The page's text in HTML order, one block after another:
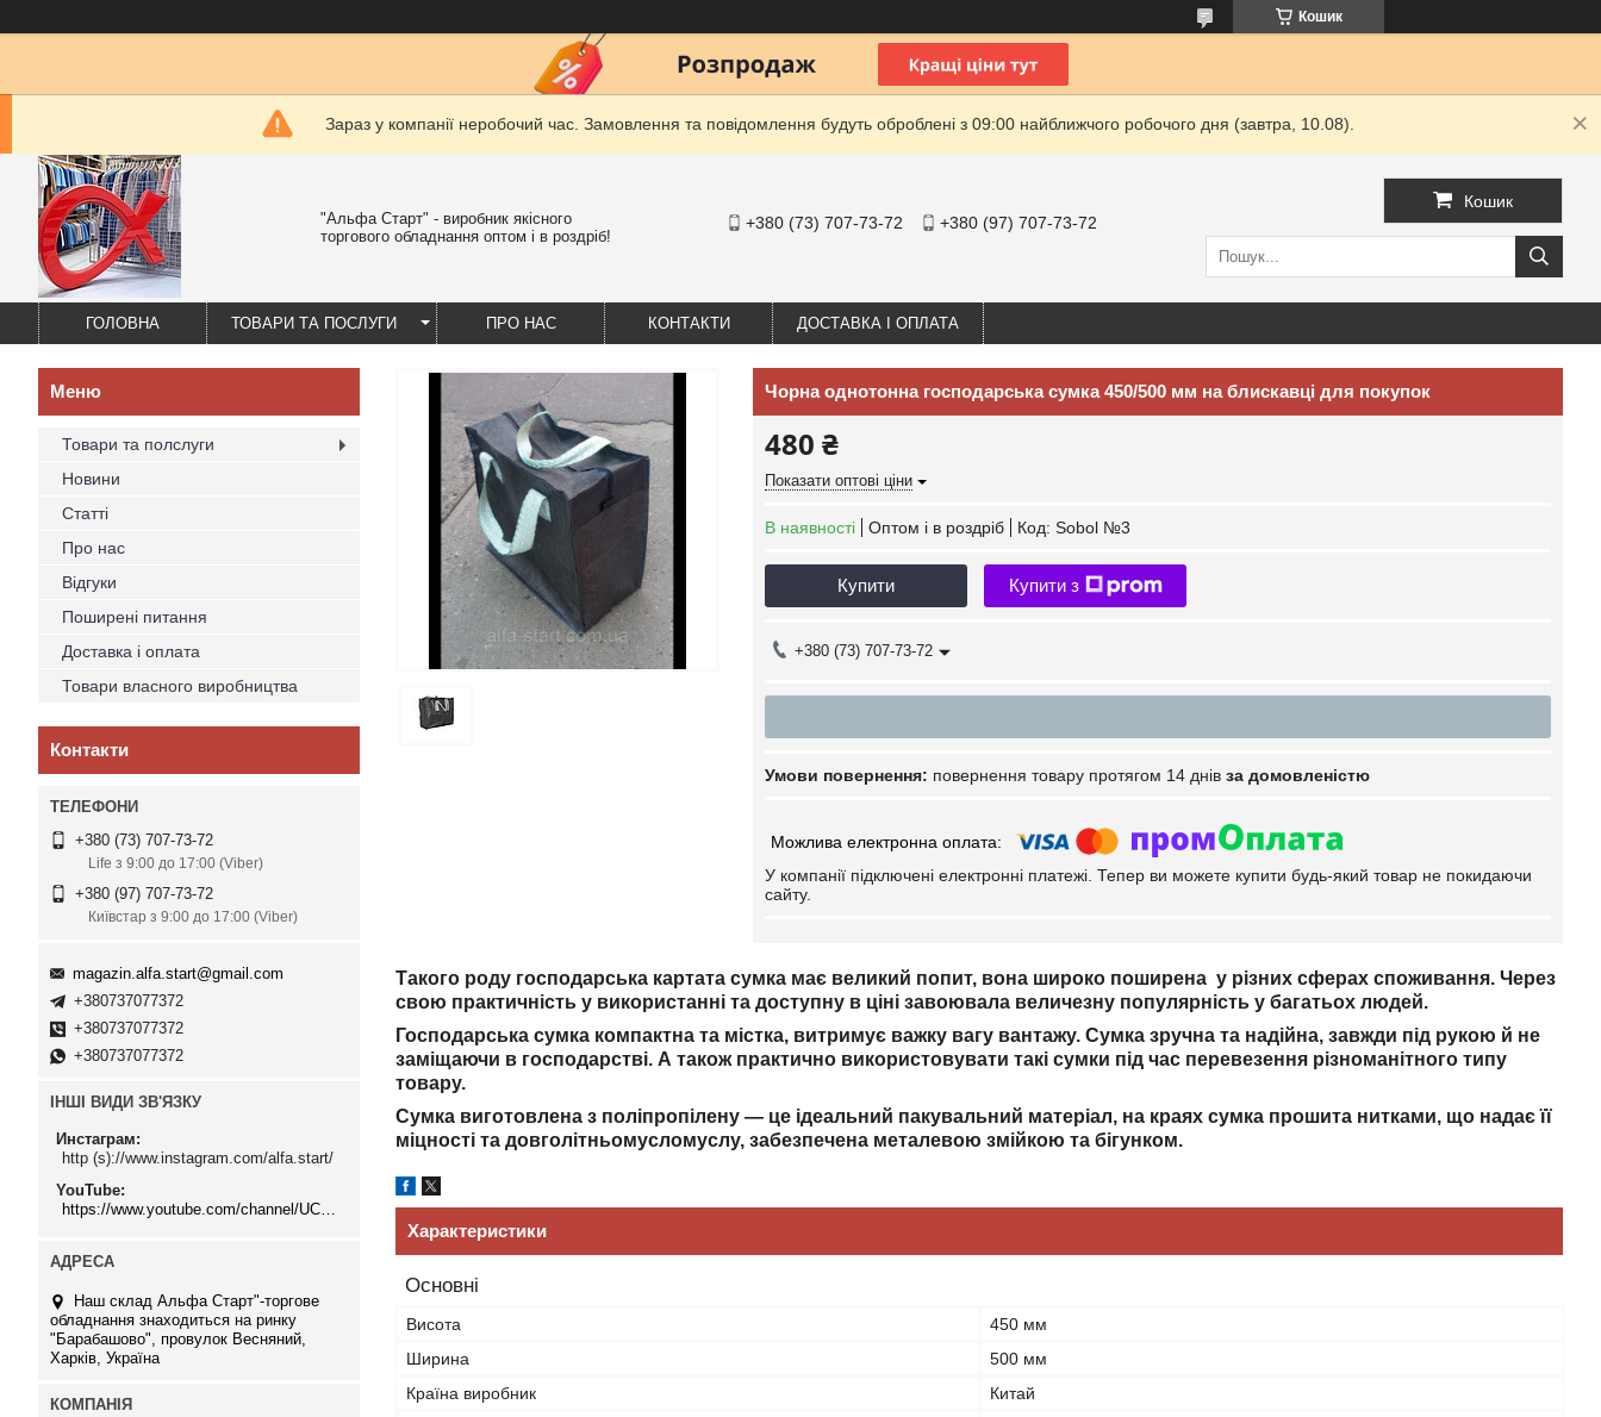
Кошик
Зараз у компанії неробочий час. Замовлення та повідомлення будуть оброблені з 09:00 найближчого робочого дня (завтра, 10.08).
"Альфа Старт" - виробник якісного
торгового обладнання оптом і в роздріб!
+380 (73) 707-73-72 +380 (97) 707-73-72
Кошик
ГОЛОВНА ТОВАРИ ТА ПОСЛУГИ ПРО НАС КОНТАКТИ ДОСТАВКА І ОПЛАТА
Чорна однотонна господарська сумка 450/500 мм на блискавці для покупок
480 ₴
Показати оптові ціни
В наявності Оптом і в роздріб Код: Sobol №3
Купити Купити з
+380 (73) 707-73-72
повернення товару протягом 14 днів за домовленістю
У компанії підключені електронні платежі. Тепер ви можете купити будь-який товар не покидаючи
сайту.
Такого роду господарська картата сумка має великий попит, вона широко поширена у різних сферах споживання. Через
свою практичність у використанні та доступну в ціні завоювала величезну популярність у багатьох людей.
Господарська сумка компактна та містка, витримує важку вагу вантажу. Сумка зручна та надійна, завжди під рукою й не
заміщаючи в господарстві. А також практично використовувати такі сумки під час перевезення різноманітного типу
товару.
Сумка виготовлена з поліпропілену — це ідеальний пакувальний матеріал, на краях сумка прошита нитками, що надає її
міцності та довголітньомусломуслу, забезпечена металевою змійкою та бігунком.
Характеристики
Основні
Висота
450 мм
Ширина
500 мм
Країна виробник
Китай
Товари та полслуги
Новини
Статті
Про нас
Відгуки
Поширені питання
Доставка і оплата
Товари власного виробництва
Контакти
+380 (73) 707-73-72
Life з 9:00 до 17:00 (Viber)
+380 (97) 707-73-72
Київстар з 9:00 до 17:00 (Viber)
magazin.alfa.start@gmail.com
+380737077372
+380737077372
+380737077372
ІНШІ ВИДИ ЗВ'ЯЗКУ
Инстаграм
http (s)://www.instagram.com/alfa.start/
YouTube
Наш склад Альфа Старт"-торгове
обладнання знаходиться на ринку
"Барабашово", провулок Весняний,
Харків, Україна